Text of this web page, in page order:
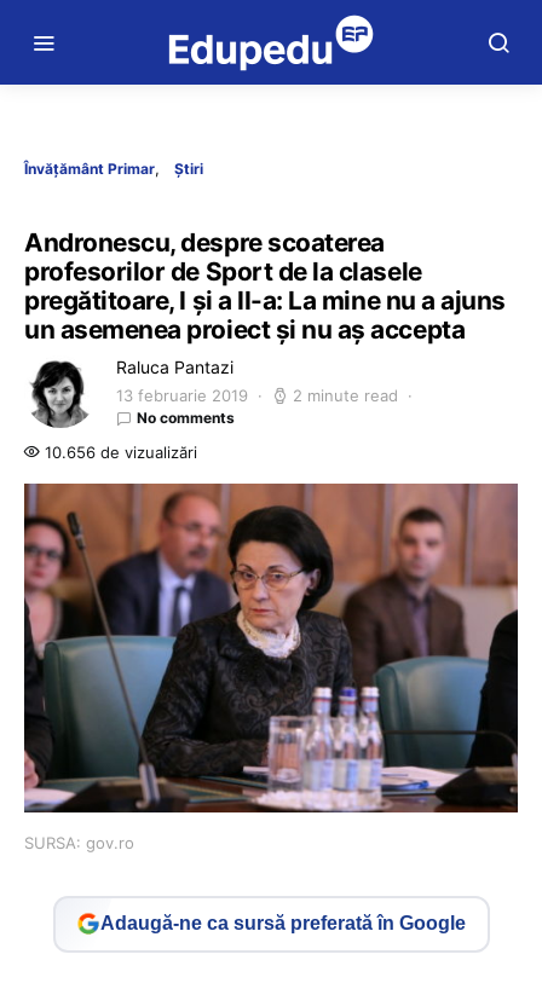
Învățământ Primar Știri
Andronescu, despre scoaterea
profesorilor de Sport de la clasele
pregătitoare, I și a II-a: La mine nu a ajuns
un asemenea proiect și nu aș accepta
Raluca Pantazi
13 februarie 2019 2 minute read
No comments
10.656 de vizualizări
SURSA: gov.ro
Adaugă-ne ca sursă preferată în Google